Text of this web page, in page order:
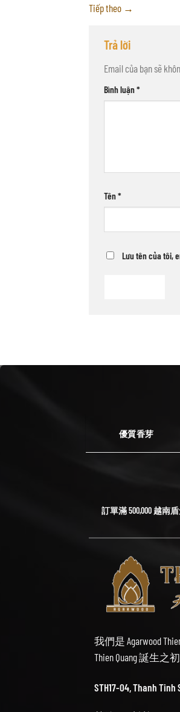
Tiếp theo →
Trả lời
Email của bạn sẽ
Bình luận*
Tên*
Lưu tên của tôi,
優質香芽
訂單滿 500,000 越南
我們是 Agarwood
Thien Quang 誕生
STH17-04, Thanh Tinh